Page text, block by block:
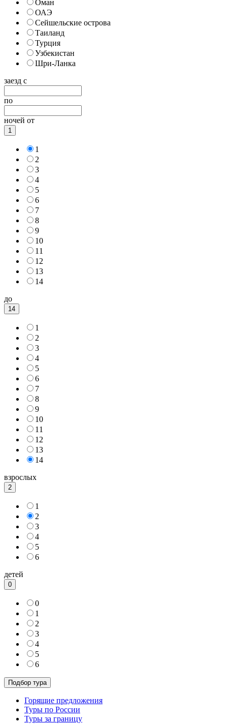
Оман
ОАЭ
Сейшельские острова
Таиланд
Турция
Узбекистан
Шри-Ланка
заезд с
по
ночей от
1
1
2
3
4
5
6
7
8
9
10
11
12
13
14
до
14
1
2
3
4
5
6
7
8
9
10
11
12
13
14
взрослых
2
1
2
3
4
5
6
детей
0
0
1
2
3
4
5
6
Горящие предложения
Туры по России
Туры за границу